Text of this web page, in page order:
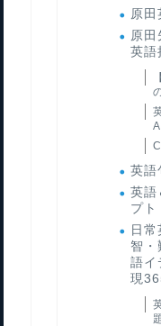
原田
原田
英語
英
英語
プト
日
智・
語イ
現